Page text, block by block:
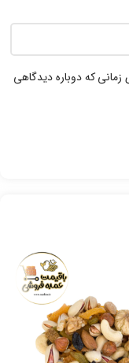
که دوباره دیدگاهی